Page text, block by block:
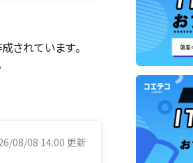
されています。
08/08 14:00更新